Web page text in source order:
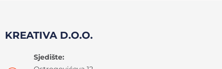
KREATIVA D.O.O.
Sjedište: